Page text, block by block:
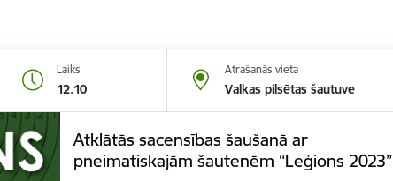
Laiks
12.10
Atrašanās vieta
Valkas pilsētas šautuve
Atklātās sacensības šaušanā ar
pneimatiskajām šautenēm “Leģions 2023”